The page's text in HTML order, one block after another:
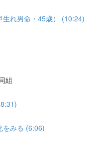
生れ男命・45歳） (10:24)
組
をみる (6:06)